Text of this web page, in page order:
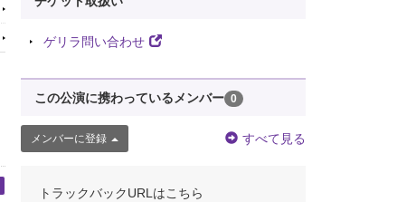
ゲリラ問い合わせ
この公演に携わっているメンバー 0
メンバーに登録 すべて見る
トラックバックURLはこちら